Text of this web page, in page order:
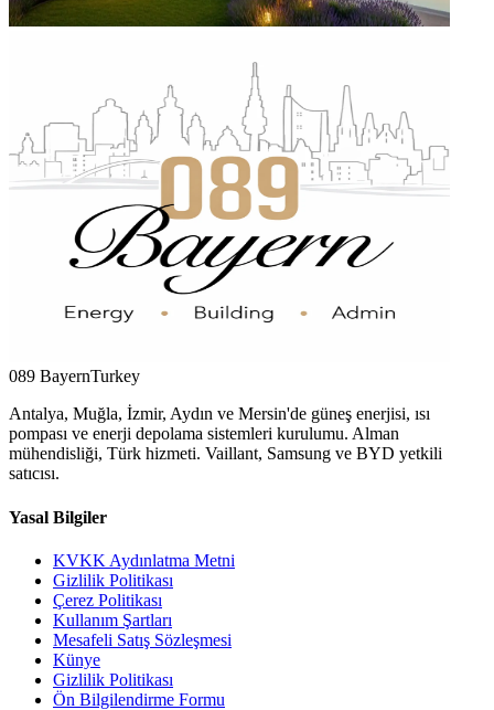
089 BayernTurkey
Antalya, Muğla, İzmir, Aydın ve Mersin'de güneş enerjisi, ısı
pompası ve enerji depolama sistemleri kurulumu. Alman
mühendisliği, Türk hizmeti. Vaillant, Samsung ve BYD yetkili
satıcısı.
Yasal Bilgiler
KVKK Aydınlatma Metni
Gizlilik Politikası
Çerez Politikası
Kullanım Şartları
Mesafeli Satış Sözleşmesi
Künye
Gizlilik Politikası
Ön Bilgilendirme Formu